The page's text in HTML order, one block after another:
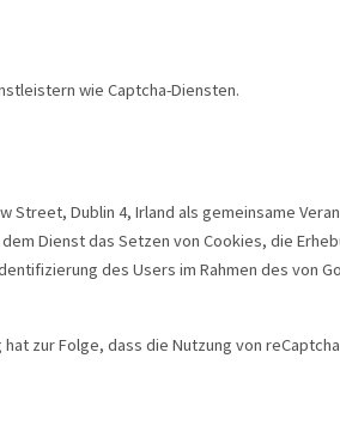
wie Captcha-Diensten.
Street, Dublin 4, Irland als gemeinsame
Dienst das Setzen von Cookies, die
des Users im Rahmen des von
zur Folge, dass die Nutzung von